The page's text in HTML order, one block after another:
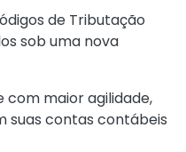
de Tributação
sob uma nova
com maior agilidade,
suas contas contábeis